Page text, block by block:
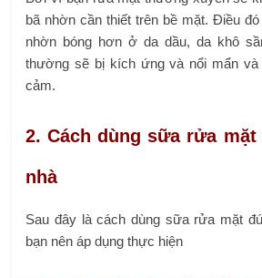
bã nhờn cần thiết trên bề mặt. Điều
nhờn bóng hơn ở da dầu, da khô
thường sẽ bị kích ứng và nổi mẩn
cảm.
2. Cách dùng sữa rửa
nhà
Sau đây là cách dùng sữa rửa mặt
bạn nên áp dụng thực hiện